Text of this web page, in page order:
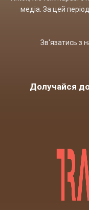
медіа. За цей
Зв'язатись з
Долучайся